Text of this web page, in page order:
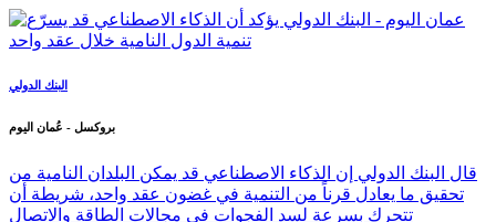
البنك الدولي
بروكسل - عُمان اليوم
قال البنك الدولي إن الذكاء الاصطناعي قد يمكن البلدان النامية من
تحقيق ما يعادل قرناً من التنمية في غضون عقد واحد، شريطة أن
تتحرك بسرعة لسد الفجوات في مجالات الطاقة والاتصال